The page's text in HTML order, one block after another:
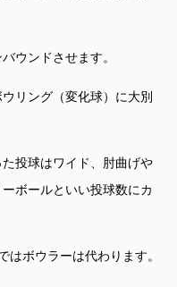
ウンドさせます。
リング（変化球）に大別
投球はワイド、肘曲げや
ボールといい投球数にカ
はボウラーは代わります。